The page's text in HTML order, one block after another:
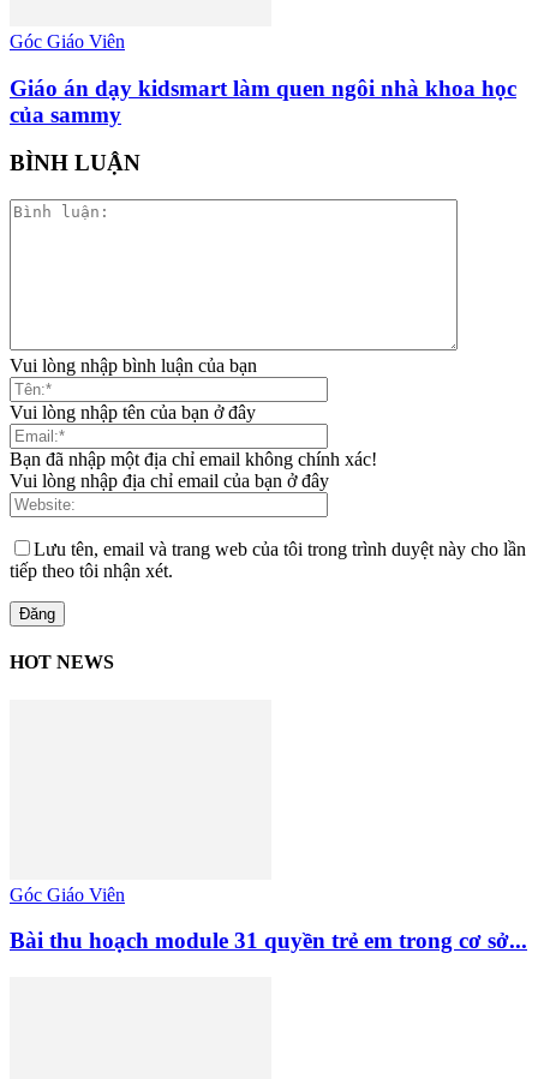
Góc Giáo Viên
Giáo án dạy kidsmart làm quen ngôi nhà khoa học
của sammy
BÌNH LUẬN
Vui lòng nhập bình luận của bạn
Vui lòng nhập tên của bạn ở đây
Bạn đã nhập một địa chỉ email không chính xác!
Vui lòng nhập địa chỉ email của bạn ở đây
Lưu tên, email và trang web của tôi trong trình duyệt này cho lần
tiếp theo tôi nhận xét.
HOT NEWS
Góc Giáo Viên
Bài thu hoạch module 31 quyền trẻ em trong cơ sở...